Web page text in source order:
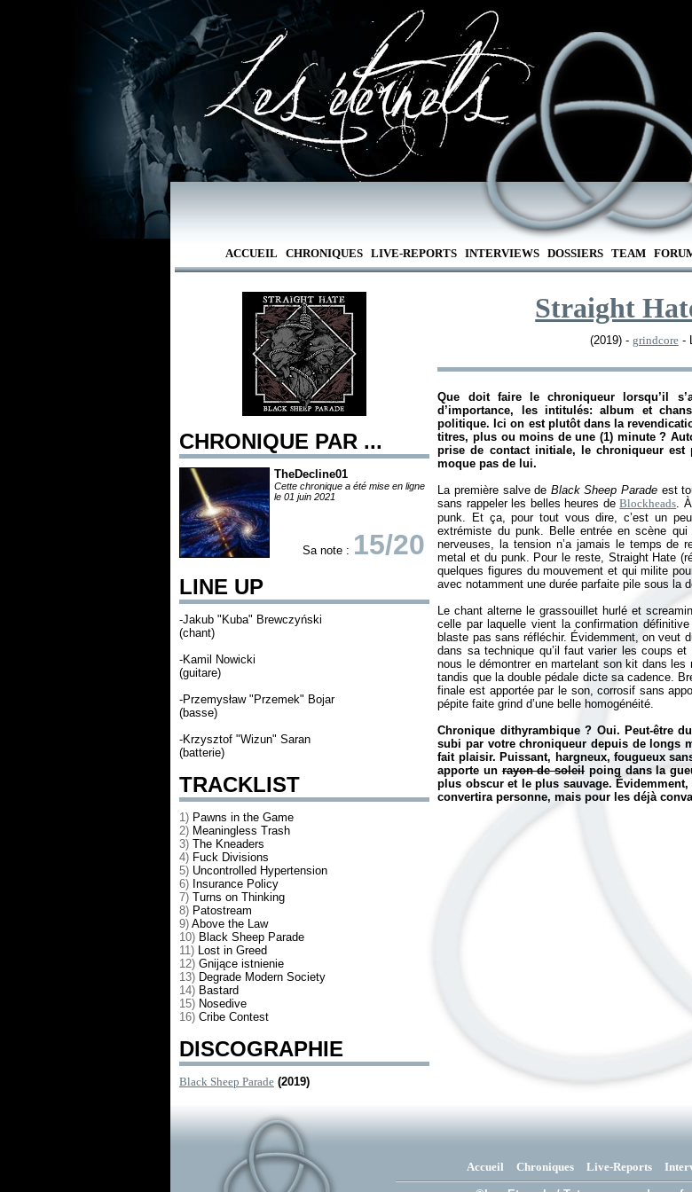
ACCUEIL CHRONIQUES LIVE-REPORTS INTERVIEWS DOSSIERS TEAM
CHRONIQUE PAR ...
TheDecline01
Cette chronique a été mise en ligne
le 01 juin 2021
Sa note : 15/20
LINE UP
-Jakub "Kuba" Brewczyński
(chant)
-Kamil Nowicki
(guitare)
-Przemysław "Przemek" Bojar
(basse)
-Krzysztof "Wizun" Saran
(batterie)
TRACKLIST
1) Pawns in the Game
2) Meaningless Trash
3) The Kneaders
4) Fuck Divisions
5) Uncontrolled Hypertension
6) Insurance Policy
7) Turns on Thinking
8) Patostream
9) Above the Law
10) Black Sheep Parade
11) Lost in Greed
12) Gnijące istnienie
13) Degrade Modern Society
14) Bastard
15) Nosedive
16) Cribe Contest
DISCOGRAPHIE
Black Sheep Parade (2019)
Straight
(2019) - grindcore -
Que doit faire le chroniqueur lorsqu’il
d’importance, les intitulés: album et
politique. Ici on est plutôt dans la
titres, plus ou moins de une (1) minute ?
prise de contact initiale, le chroniqueur
moque pas de lui.
La première salve de Black Sheep Paradeest
sans rappeler les belles heures deBlockheads.
punk. Et ça, pour tout vous dire, c’est un
extrémiste du punk. Belle entrée en scène
nerveuses, la tension n’a jamais le temps de
metal et du punk. Pour le reste, Straight Hate
quelques figures du mouvement et qui milite
avec notamment une durée parfaite pile sous la
Le chant alterne le grassouillet hurlé et
celle par laquelle vient la confirmation
blaste pas sans réfléchir. Évidemment, on veut
dans sa technique qu’il faut varier les coups
nous le démontrer en martelant son kit dans
tandis que la double pédale dicte sa cadence.
finale est apportée par le son, corrosif sans
pépite faite grind d’une belle homogénéité.
Chronique dithyrambique ? Oui. Peut-être
subi par votre chroniqueur depuis de longs
fait plaisir. Puissant, hargneux, fougueux
apporte unrayon de soleilpoing dans la
plus obscur et le plus sauvage.
convertira personne, mais pour les déjà
Accueil Chroniques Live-Reports